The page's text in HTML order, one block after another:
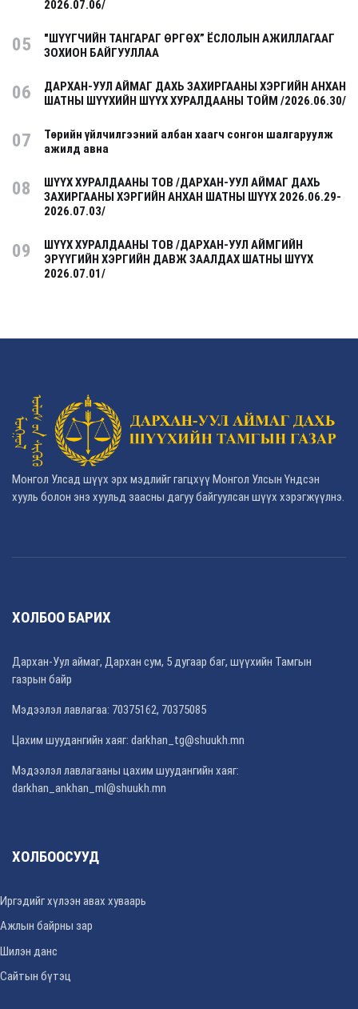
2026.07.06/
05
"ШҮҮГЧИЙН ТАНГАРАГ ӨРГӨХ” ЁСЛОЛЫН АЖИЛЛАГААГ
ЗОХИОН БАЙГУУЛЛАА
06
ДАРХАН-УУЛ АЙМАГ ДАХЬ ЗАХИРГААНЫ ХЭРГИЙН АНХАН
ШАТНЫ ШҮҮХИЙН ШҮҮХ ХУРАЛДААНЫ ТОЙМ /2026.06.30/
07
Төрийн үйлчилгээний албан хаагч сонгон шалгаруулж
ажилд авна
08
ШҮҮХ ХУРАЛДААНЫ ТОВ /ДАРХАН-УУЛ АЙМАГ ДАХЬ
ЗАХИРГААНЫ ХЭРГИЙН АНХАН ШАТНЫ ШҮҮХ 2026.06.29-
2026.07.03/
09
ШҮҮХ ХУРАЛДААНЫ ТОВ /ДАРХАН-УУЛ АЙМГИЙН
ЭРҮҮГИЙН ХЭРГИЙН ДАВЖ ЗААЛДАХ ШАТНЫ ШҮҮХ
2026.07.01/
Монгол Улсад шүүх эрх мэдлийг гагцхүү Монгол Улсын Үндсэн
хууль болон энэ хуульд заасны дагуу байгуулсан шүүх хэрэгжүүлнэ.
ХОЛБОО БАРИХ
Дархан-Уул аймаг, Дархан сум, 5 дугаар баг, шүүхийн Тамгын
газрын байр
Мэдээлэл лавлагаа: 70375162, 70375085
Цахим шуудангийн хаяг: darkhan_tg@shuukh.mn
Мэдээлэл лавлагааны цахим шуудангийн хаяг:
darkhan_ankhan_ml@shuukh.mn
ХОЛБООСУУД
Иргэдийг хүлээн авах хуваарь
Ажлын байрны зар
Шилэн данс
Сайтын бүтэц